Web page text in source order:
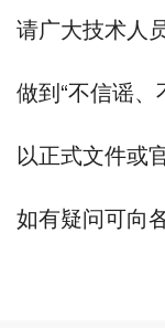
请广大技术人
做到“不信谣、
以正式文件或
如有疑问可向